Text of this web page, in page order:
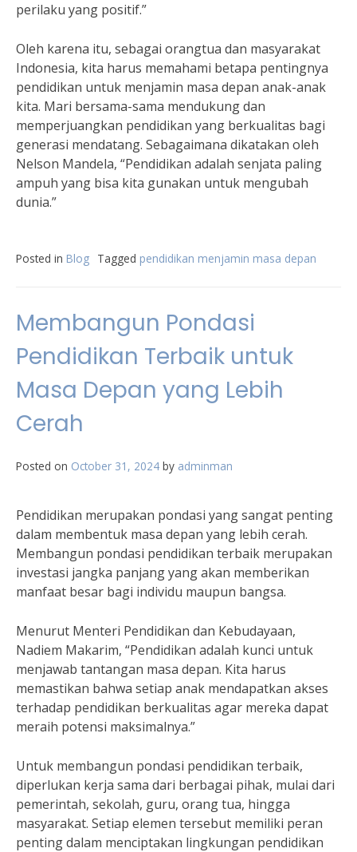
perilaku yang positif.”
Oleh karena itu, sebagai orangtua dan masyarakat
Indonesia, kita harus memahami betapa pentingnya
pendidikan untuk menjamin masa depan anak-anak
kita. Mari bersama-sama mendukung dan
memperjuangkan pendidikan yang berkualitas bagi
generasi mendatang. Sebagaimana dikatakan oleh
Nelson Mandela, “Pendidikan adalah senjata paling
ampuh yang bisa kita gunakan untuk mengubah
dunia.”
Posted in Blog Tagged pendidikan menjamin masa depan
Membangun Pondasi
Pendidikan Terbaik untuk
Masa Depan yang Lebih
Cerah
Posted on October 31, 2024 by adminman
Pendidikan merupakan pondasi yang sangat penting
dalam membentuk masa depan yang lebih cerah.
Membangun pondasi pendidikan terbaik merupakan
investasi jangka panjang yang akan memberikan
manfaat besar bagi individu maupun bangsa.
Menurut Menteri Pendidikan dan Kebudayaan,
Nadiem Makarim, “Pendidikan adalah kunci untuk
menjawab tantangan masa depan. Kita harus
memastikan bahwa setiap anak mendapatkan akses
terhadap pendidikan berkualitas agar mereka dapat
meraih potensi maksimalnya.”
Untuk membangun pondasi pendidikan terbaik,
diperlukan kerja sama dari berbagai pihak, mulai dari
pemerintah, sekolah, guru, orang tua, hingga
masyarakat. Setiap elemen tersebut memiliki peran
penting dalam menciptakan lingkungan pendidikan